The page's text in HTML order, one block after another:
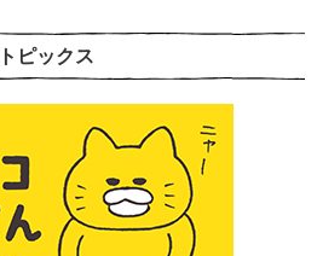
トピックス